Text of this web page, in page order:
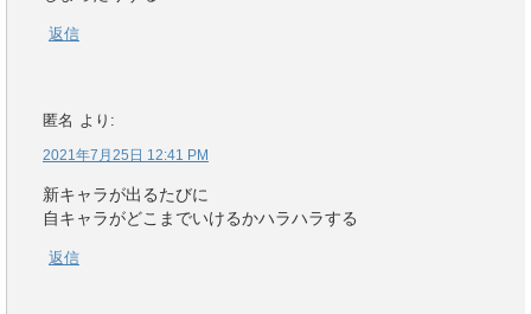
返信
匿名 より:
2021年7月25日 12:41 PM
新キャラが出るたびに
自キャラがどこまでいけるかハラハラする
返信